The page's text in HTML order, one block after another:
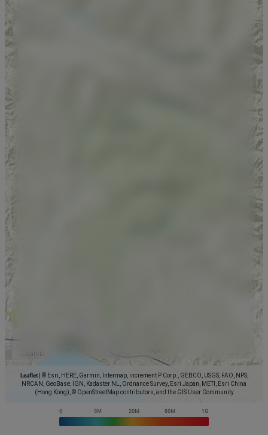
Leaflet
© Esri, HERE, Garmin, Intermap, increment P Corp., GEBCO, USGS, FAO, NPS,
NRCAN, GeoBase, IGN, Kadaster NL, Ordnance Survey, Esri Japan, METI, Esri China
(Hong Kong), © OpenStreetMap contributors, and the GIS User Community